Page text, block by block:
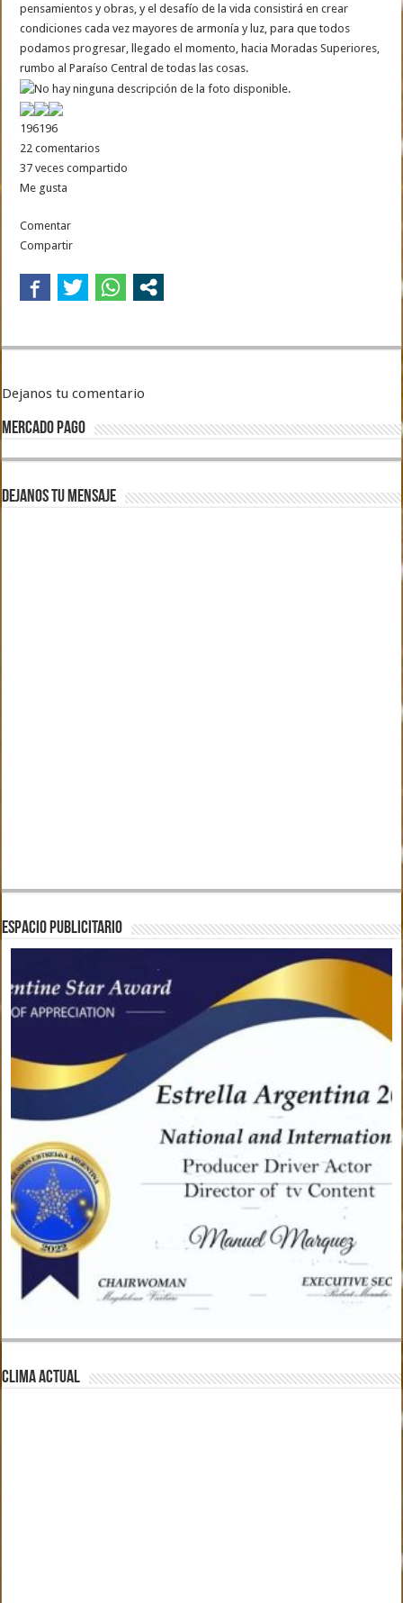
pensamientos y obras, y el desafío de la vida consistirá en crear
condiciones cada vez mayores de armonía y luz, para que todos
podamos progresar, llegado el momento, hacia Moradas Superiores,
rumbo al Paraíso Central de todas las cosas.
196196
22 comentarios
37 veces compartido
Me gusta
Comentar
Compartir
Dejanos tu comentario
MERCADO PAGO
DEJANOS TU MENSAJE
ESPACIO PUBLICITARIO
CLIMA ACTUAL